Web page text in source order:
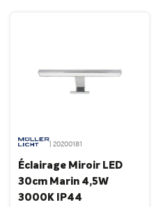
| 20200181
Éclairage Miroir LED
30cm Marin 4,5W
3000K IP44